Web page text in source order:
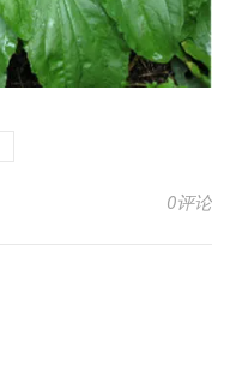
0评论